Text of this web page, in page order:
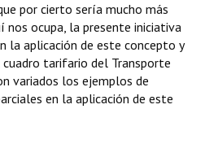
por cierto sería mucho más
nos ocupa, la presente iniciativa
la aplicación de este concepto y
tarifario del Transporte
variados los ejemplos de
en la aplicación de este